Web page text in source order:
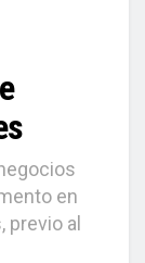
en
previo al